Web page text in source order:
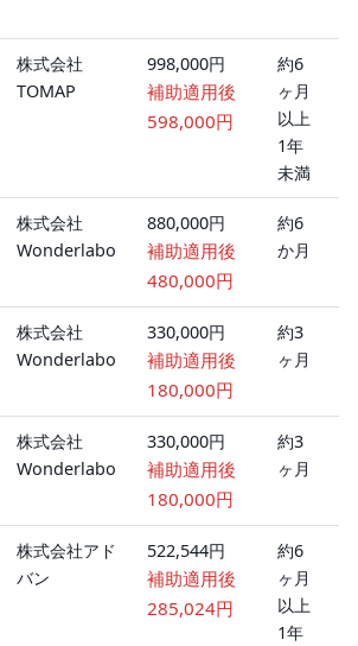
株式会社
TOMAP
998,000円
補助適用後
598,000円
約6
ヶ月
以上
1年
未満
株式会社
Wonderlabo
880,000円
補助適用後
480,000円
約6
か月
株式会社
Wonderlabo
330,000円
補助適用後
180,000円
約3
ヶ月
株式会社
Wonderlabo
330,000円
補助適用後
180,000円
約3
ヶ月
株式会社アド
バン
522,544円
補助適用後
285,024円
約6
ヶ月
以上
1年